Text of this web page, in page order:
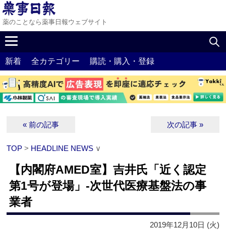
薬のことなら薬事日報ウェブサイト
新着 全カテゴリー 購読・購入・登録
« 前の記事 次の記事 »
TOP > HEADLINE NEWS ∨
【内閣府AMED室】吉井氏「近く認定
第1号が登場」‐次世代医療基盤法の事
業者
2019年12月10日 (火)